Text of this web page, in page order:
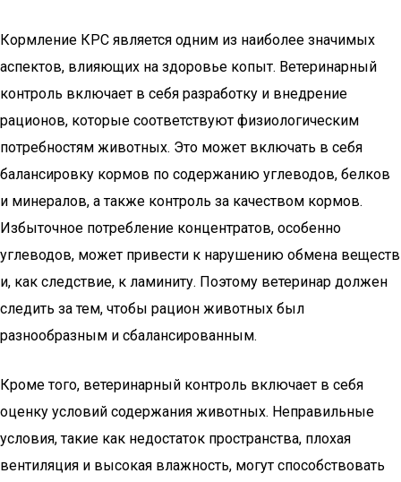
Кормление КРС является одним из наиболее значимых
аспектов, влияющих на здоровье копыт. Ветеринарный
контроль включает в себя разработку и внедрение
рационов, которые соответствуют физиологическим
потребностям животных. Это может включать в себя
балансировку кормов по содержанию углеводов, белков
и минералов, а также контроль за качеством кормов.
Избыточное потребление концентратов, особенно
углеводов, может привести к нарушению обмена веществ
и, как следствие, к ламиниту. Поэтому ветеринар должен
следить за тем, чтобы рацион животных был
разнообразным и сбалансированным.
Кроме того, ветеринарный контроль включает в себя
оценку условий содержания животных. Неправильные
условия, такие как недостаток пространства, плохая
вентиляция и высокая влажность, могут способствовать